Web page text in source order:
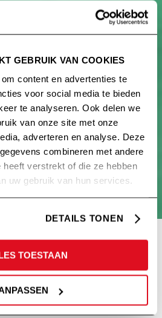
GEBRUIK VAN COOKIES
content en advertenties te
voor social media te bieden
te analyseren. Ook delen we
van onze site met onze
adverteren en analyse. Deze
combineren met andere
heeft verstrekt of die ze hebben
uw gebruik van hun services.
DETAILS TONEN
TOESTAAN
BASED.